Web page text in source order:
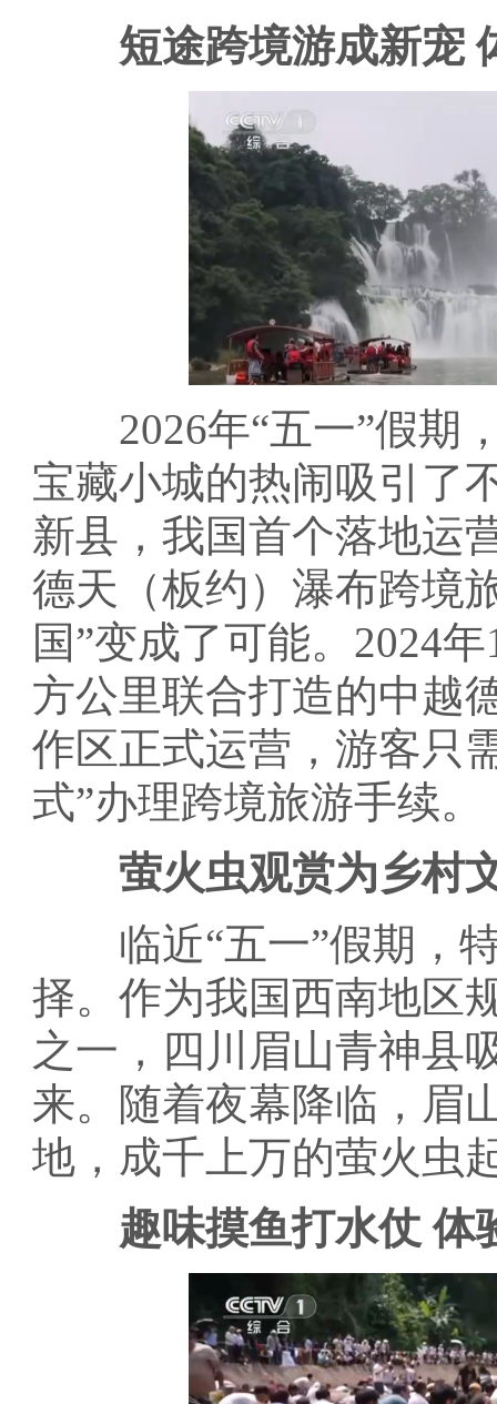
短途跨境游成新宠
2026年“五一”假期
宝藏小城的热闹吸引了
新县，我国首个落地
德天（板约）瀑布跨境
国”变成了可能。2024
方公里联合打造的中越
作区正式运营，游客只
式”办理跨境旅游手续。
萤火虫观赏为乡村
临近“五一”假期，特
择。作为我国西南地区
之一，四川眉山青神县
来。随着夜幕降临，眉
地，成千上万的萤火虫
趣味摸鱼打水仗 体